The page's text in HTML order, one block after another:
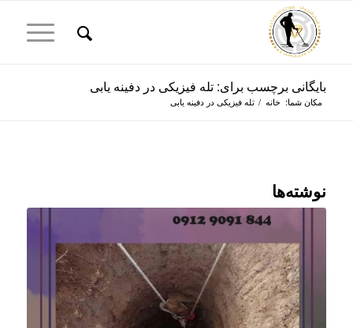
بایگانی برچسب برای: تله فیزیکی در دفینه یابی
مکان شما: خانه / تله فیزیکی در دفینه یابی
نوشته‌ها